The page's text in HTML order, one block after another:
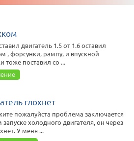
двигатель 1.5 от 1.6 оставил
, форсунки, рампу, и впускной
тоже поставил со ...
глохнет
пожалуйста проблема заключается
холодного двигателя, он через
У меня ...